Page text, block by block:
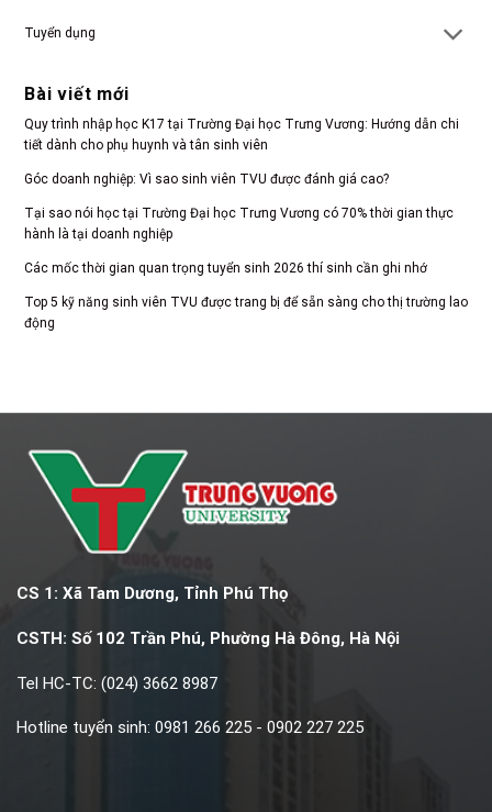
Tuyển dụng
Bài viết mới
Quy trình nhập học K17 tại Trường Đại học Trưng Vương: Hướng dẫn chi
tiết dành cho phụ huynh và tân sinh viên
Góc doanh nghiệp: Vì sao sinh viên TVU được đánh giá cao?
Tại sao nói học tại Trường Đại học Trưng Vương có 70% thời gian thực
hành là tại doanh nghiệp
Các mốc thời gian quan trọng tuyển sinh 2026 thí sinh cần ghi nhớ
Top 5 kỹ năng sinh viên TVU được trang bị để sẵn sàng cho thị trường lao
động
CS 1: Xã Tam Dương, Tỉnh Phú Thọ
CSTH: Số 102 Trần Phú, Phường Hà Đông, Hà Nội
Tel HC-TC: (024) 3662 8987
Hotline tuyển sinh: 0981 266 225 - 0902 227 225